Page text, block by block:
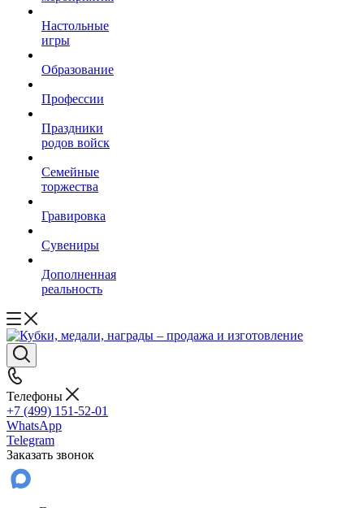
Настольные
игры
Образование
Профессии
Праздники
родов войск
Семейные
торжества
Гравировка
Сувениры
Дополненная
реальность
Телефоны
+7 (499) 151-52-01
WhatsApp
Telegram
Заказать звонок